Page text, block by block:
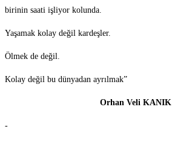
birinin saati işliyor kolunda.
Yaşamak kolay değil kardeşler.
Ölmek de değil.
Kolay değil bu dünyadan ayrılmak”
Orhan Veli KANIK
-